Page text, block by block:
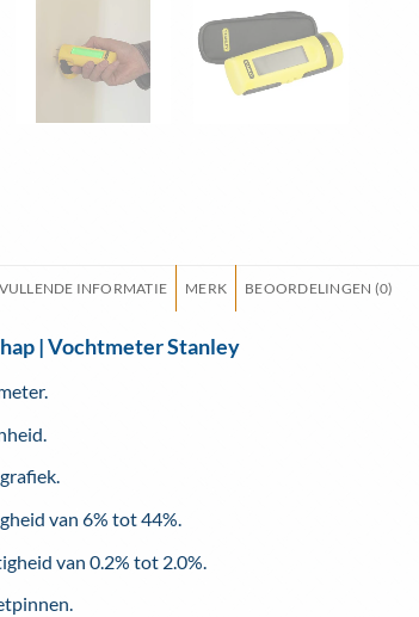
INFORMATIE MERK BEOORDELINGEN (0)
| Vochtmeter Stanley
van 6% tot 44%.
van 0.2% tot 2.0%.